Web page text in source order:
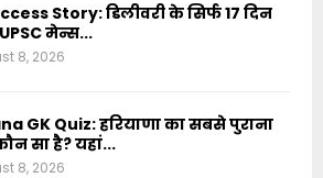
Story: डिलीवरी के सिर्फ 17 दिन
मेन्स...
8, 2026
GK Quiz: हरियाणा का सबसे पुराना
सा है? यहां...
8, 2026